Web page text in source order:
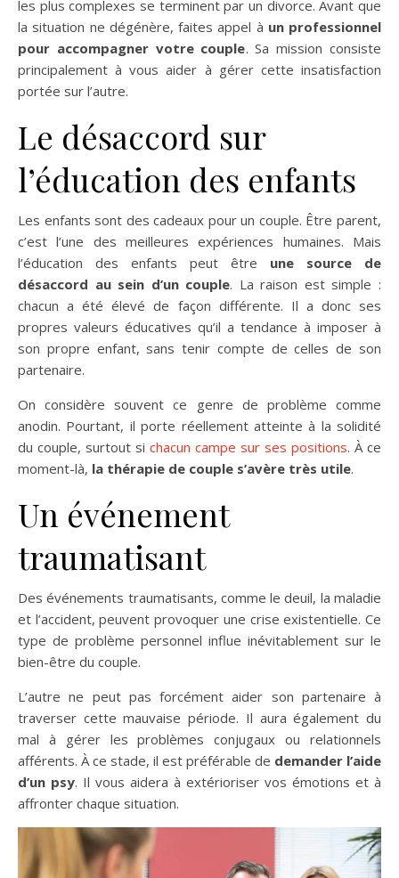
les plus complexes se terminent par un divorce. Avant que
la situation ne dégénère, faites appel à un professionnel
pour accompagner votre couple. Sa mission consiste
principalement à vous aider à gérer cette insatisfaction
portée sur l’autre.
Le désaccord sur
l’éducation des enfants
Les enfants sont des cadeaux pour un couple. Être parent,
c’est l’une des meilleures expériences humaines. Mais
l’éducation des enfants peut être une source de
désaccord au sein d’un couple. La raison est simple :
chacun a été élevé de façon différente. Il a donc ses
propres valeurs éducatives qu’il a tendance à imposer à
son propre enfant, sans tenir compte de celles de son
partenaire.
On considère souvent ce genre de problème comme
anodin. Pourtant, il porte réellement atteinte à la solidité
du couple, surtout si chacun campe sur ses positions. À ce
moment-là, la thérapie de couple s’avère très utile.
Un événement
traumatisant
Des événements traumatisants, comme le deuil, la maladie
et l’accident, peuvent provoquer une crise existentielle. Ce
type de problème personnel influe inévitablement sur le
bien-être du couple.
L’autre ne peut pas forcément aider son partenaire à
traverser cette mauvaise période. Il aura également du
mal à gérer les problèmes conjugaux ou relationnels
afférents. À ce stade, il est préférable de demander l’aide
d’un psy. Il vous aidera à extérioriser vos émotions et à
affronter chaque situation.